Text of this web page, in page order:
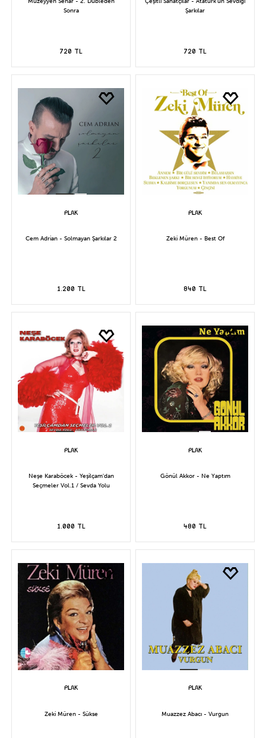
Sonra
720 TL
Şarkılar
720 TL
Cem Adrian - Solmayan Şarkılar 2
1.200 TL
Zeki Müren - Best Of
840 TL
Neşe Karaböcek - Yeşilçam'dan
Seçmeler Vol.1 / Sevda Yolu
1.000 TL
Gönül Akkor - Ne Yaptım
480 TL
Zeki Müren - Sükse Muazzez Abacı - Vurgun